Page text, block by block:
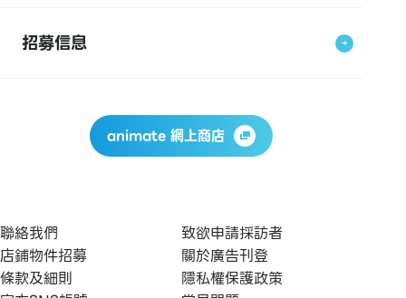
招募信息
animate 網上商店
聯絡我們
致欲申請採訪者
店鋪物件招募
關於廣告刊登
條款及細則
隱私權保護政策